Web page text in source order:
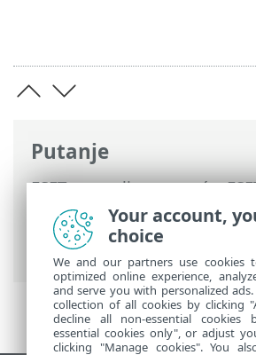
Putanje
ESET-ova online pomoć>
Security
>Napredno
Otklanjanje poteškoća >
podrška
Your account,
choice
We and our partners use cookies
optimized online experience,
and serve you with personalized
collection of all cookies by clicking
decline all non-essential cookies
essential cookies only", or adjust
clicking "Manage cookies". You